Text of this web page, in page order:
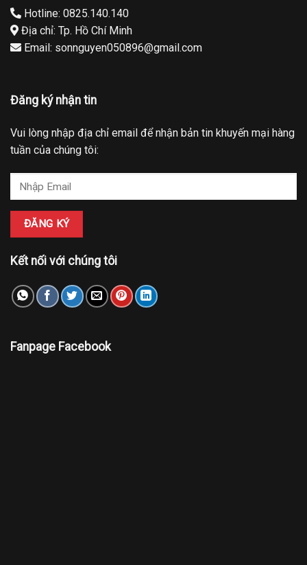
Hotline: 0825.140.140
Địa chỉ: Tp. Hồ Chí Minh
Email: sonnguyen050896@gmail.com
Đăng ký nhận tin
Vui lòng nhập địa chỉ email để nhận bản tin khuyến mại hàng
tuần của chúng tôi:
Kết nối với chúng tôi
Fanpage Facebook